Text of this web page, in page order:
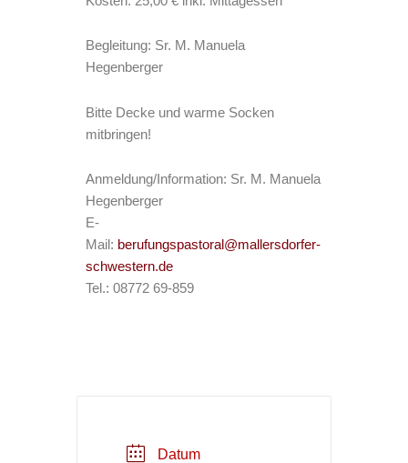
Begleitung: Sr. M. Manuela
Hegenberger
Bitte Decke und warme Socken
mitbringen!
Anmeldung/Information: Sr. M. Manuela
Hegenberger
E-
Mail: berufungspastoral@mallersdorfer-
schwestern.de
Tel.: 08772 69-859
Datum